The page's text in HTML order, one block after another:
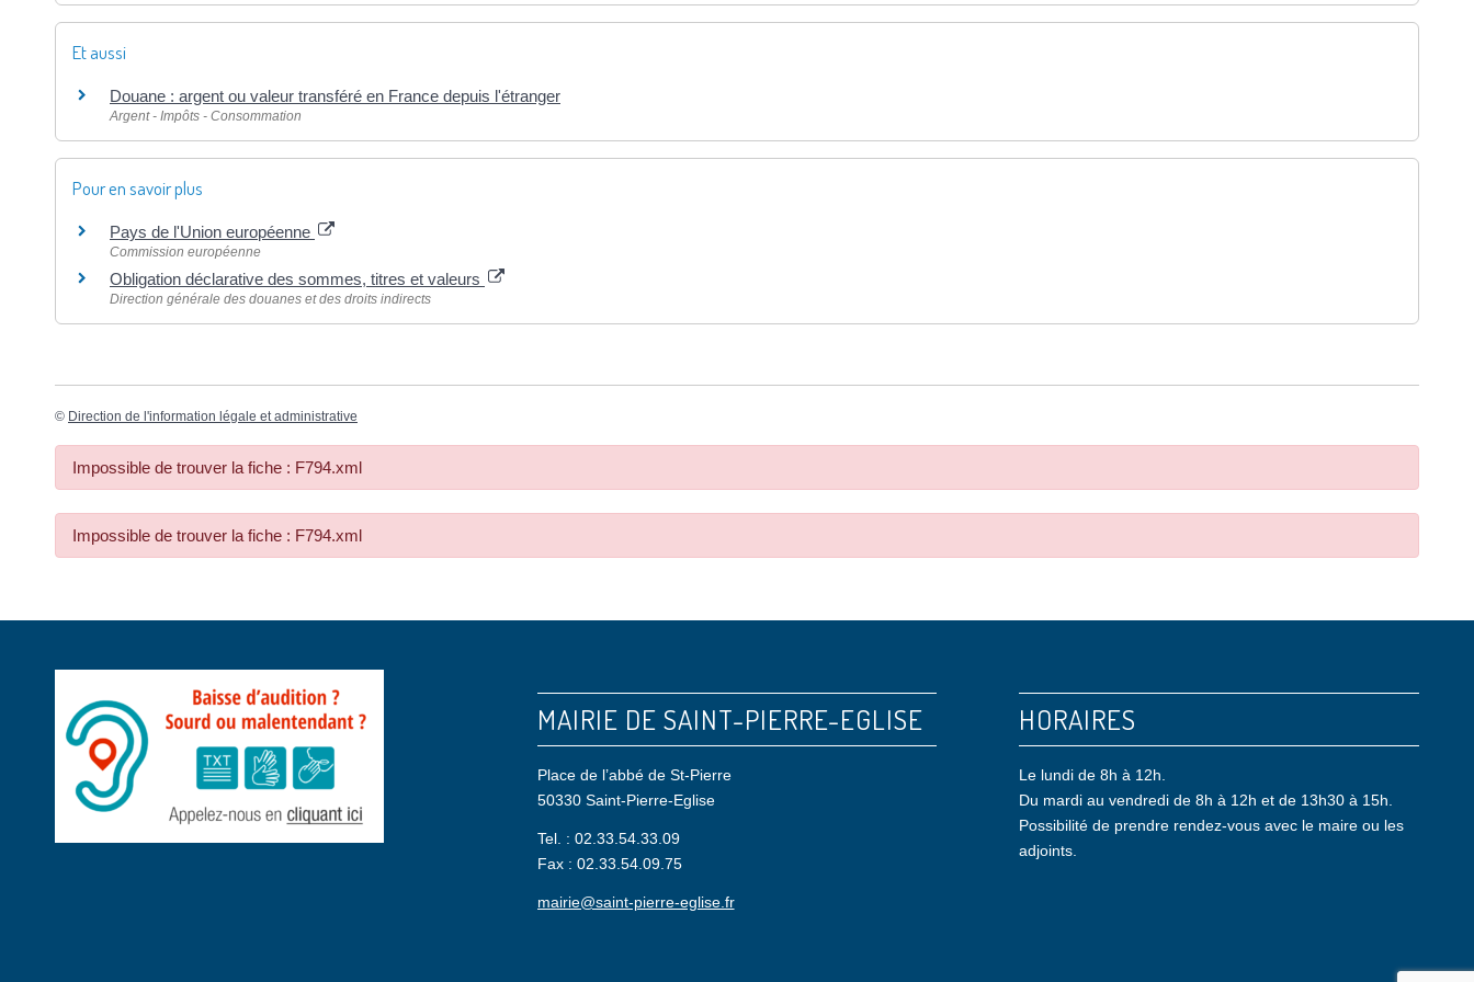
Et aussi
Douane : argent ou valeur transféré en France depuis l'étranger
Argent - Impôts - Consommation
Pour en savoir plus
Pays de l'Union européenne
Commission européenne
Obligation déclarative des sommes, titres et valeurs
Direction générale des douanes et des droits indirects
© Direction de l'information légale et administrative
Impossible de trouver la fiche : F794.xml
Impossible de trouver la fiche : F794.xml
MAIRIE DE SAINT-PIERRE-EGLISE
Place de l’abbé de St-Pierre
50330 Saint-Pierre-Eglise
Tel. : 02.33.54.33.09
Fax : 02.33.54.09.75
mairie@saint-pierre-eglise.fr
HORAIRES
Le lundi de 8h à 12h.
Du mardi au vendredi de 8h à 12h et de 13h30 à 15h.
Possibilité de prendre rendez-vous avec le maire ou les
adjoints.